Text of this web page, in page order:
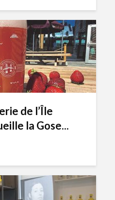
de l’Île
la Gose...